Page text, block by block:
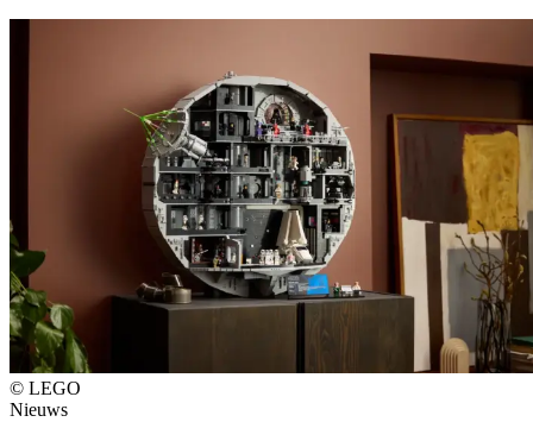
© LEGO
Nieuws